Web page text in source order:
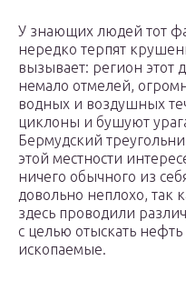
У знающих людей тот
нередко терпят
вызывает: регион этот
немало отмелей,
водных и воздушных
циклоны и бушуют
Бермудский
этой местности
ничего обычного из
довольно неплохо, так
здесь проводили
с целью отыскать
ископаемые.